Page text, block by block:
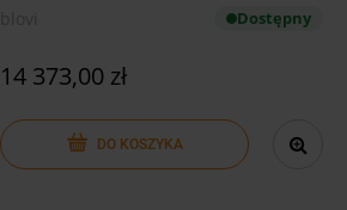
Dostępny
14 373,00 zł
DO KOSZYKA